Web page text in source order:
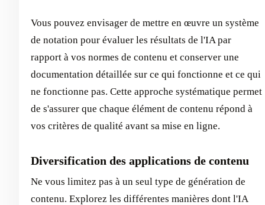
Vous pouvez envisager de mettre en œuvre un système
de notation pour évaluer les résultats de l'IA par
rapport à vos normes de contenu et conserver une
documentation détaillée sur ce qui fonctionne et ce qui
ne fonctionne pas. Cette approche systématique permet
de s'assurer que chaque élément de contenu répond à
vos critères de qualité avant sa mise en ligne.
Diversification des applications de contenu
Ne vous limitez pas à un seul type de génération de
contenu. Explorez les différentes manières dont l'IA